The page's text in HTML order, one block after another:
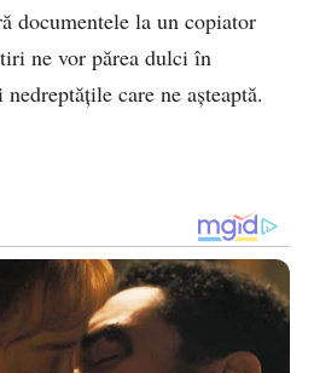
documentele la un copiator
ne vor părea dulci în
care ne așteaptă.